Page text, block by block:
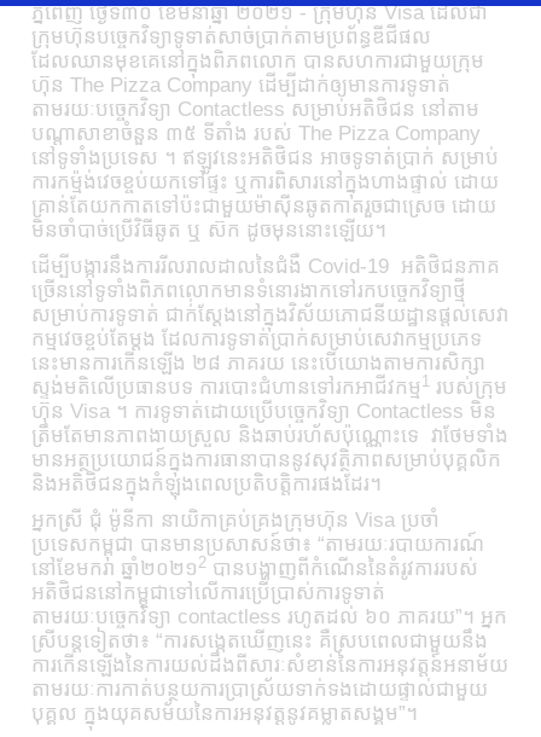
ភ្នំពេញ ថ្ងៃទី៣០ ខែមីនាឆ្នាំ ២០២១ - ក្រុមហ៊ុន Visa ដែលជា
ក្រុមហ៊ុនបច្ចេកវិទ្យាទូទាត់សាច់ប្រាក់តាមប្រព័ន្ធឌីជីផល
ដែលឈានមុខគេនៅក្នុងពិភពលោក បានសហការជាមួយក្រុម
ហ៊ុន The Pizza Company ដើម្បីដាក់ឲ្យមានការទូទាត់
តាមរយៈបច្ចេកវិទ្យា Contactless សម្រាប់អតិថិជន នៅតាម
បណ្តាសាខាចំនួន ៣៥ ទីតាំង របស់ The Pizza Company
នៅទូទាំងប្រទេស ។ ឥឡូវនេះអតិថិជន អាចទូទាត់ប្រាក់ សម្រាប់
ការកម្ម៉ង់វេចខ្ចប់យកទៅផ្ទះ ឬការពិសារនៅក្នុងហាងផ្ទាល់ ដោយ
គ្រាន់តែយកកាតទៅប៉ះជាមួយម៉ាស៊ីនឆូតកាតរួចជាស្រេច ដោយ
មិនចាំបាច់ប្រើវិធីឆូត ឬ ស៊ក ដូចមុននោះឡើយ។
ដើម្បីបង្ការនឹងការរីលរាលដាលនៃជំងឺ Covid-19 អតិថិជនភាគ
ច្រើននៅទូទាំងពិភពលោកមានទំនោរងាកទៅរកបច្ចេកវិទ្យាថ្មី
សម្រាប់ការទូទាត់ ជាក់់ស្តែងនៅក្នុងវិស័យភោជនីយដ្ឋានផ្តល់សេវា
កម្មវេចខ្ចប់តែម្តង ដែលការទូទាត់ប្រាក់សម្រាប់សេវាកម្មប្រភេទ
នេះមានការកើនឡើង ២៨ ភាគរយ នេះបើយោងតាមការសិក្សា
ស្ទង់មតិលើប្រធានបទ ការបោះជំហានទៅរកអាជីវកម្ម1 របស់ក្រុម
ហ៊ុន Visa ។ ការទូទាត់ដោយប្រើបច្ចេកវិទ្យា Contactless មិន
ត្រឹមតែមានភាពងាយស្រួល និងឆាប់រហ័សប៉ុណ្ណោះទេ វាថែមទាំង
មានអត្ថប្រយោជន៍ក្នុងការធានាបាននូវសុវត្ថិភាពសម្រាប់បុគ្គលិក
និងអតិថិជនក្នុងកំឡុងពេលប្រតិបត្តិការផងដែរ។
អ្នកស្រី ជុំ ម៉ូនីកា នាយិកាគ្រប់គ្រងក្រុមហ៊ុន Visa ប្រចាំ
ប្រទេសកម្ពុជា បានមានប្រសាសន៍ថា៖ “តាមរយៈរបាយការណ៍
នៅខែមករា ឆ្នាំ២០២១ 2 បានបង្ហាញពីកំណើននៃតំរូវការរបស់
អតិថិជននៅកម្ពុជាទៅលើការប្រើប្រាស់ការទូទាត់
តាមរយៈបច្ចេកវិទ្យា contactless រហូតដល់ ៦០ ភាគរយ”។ អ្នក
ស្រីបន្តទៀតថា៖ “ការសង្កេតឃើញនេះ គឺស្របពេលជាមួយនឹង
ការកើនឡើងនៃការយល់ដឹងពីសារៈសំខាន់នៃការអនុវត្តន៍អនាម័យ
តាមរយៈការកាត់បន្ថយការប្រាស្រ័យទាក់ទងដោយផ្ទាល់ជាមួយ
បុគ្គល ក្នុងយុគសម័យនៃការអនុវត្តនូវគម្លាតសង្គម”។